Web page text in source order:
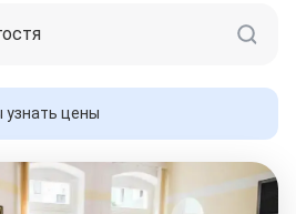
узнать цены